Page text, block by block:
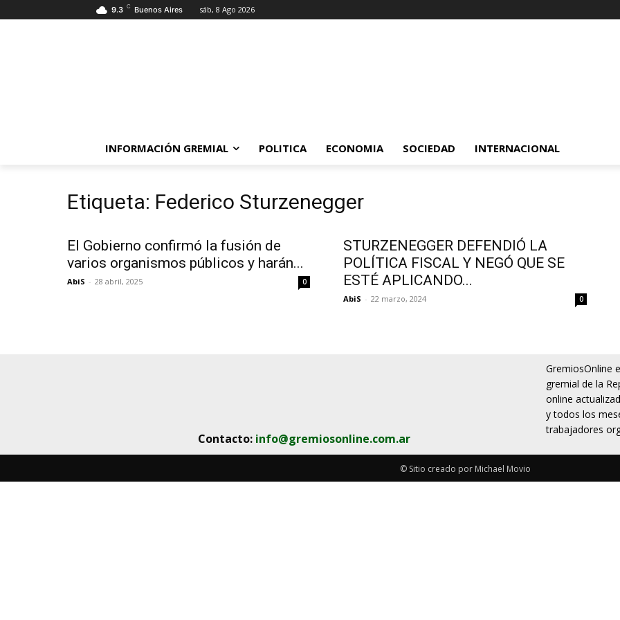
9.3 C Buenos Aires sáb, 8 Ago 2026
INFORMACIÓN GREMIAL POLITICA ECONOMIA SOCIEDAD INTERNACIONAL
Etiqueta: Federico Sturzenegger
El Gobierno confirmó la fusión de
varios organismos públicos y harán...
AbiS - 28 abril, 2025 0
STURZENEGGER DEFENDIÓ LA
POLÍTICA FISCAL Y NEGÓ QUE SE
ESTÉ APLICANDO...
AbiS - 22 marzo, 2024 0
Contacto: info@gremiosonline.com.ar
GremiosOnline
gremial de la
online
y todos los
trabajadores
© Sitio creado por Michael Movio